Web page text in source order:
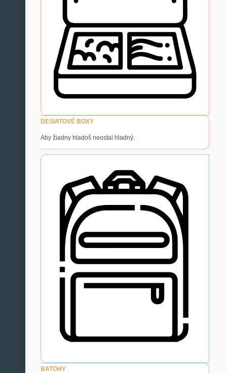
DESIATOVÉ BOXY
Aby žiadny hladoš neostal hladný.
BATOHY